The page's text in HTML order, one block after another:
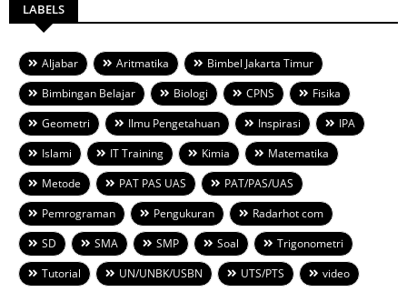
LABELS
Aljabar Aritmatika
Bimbel Jakarta Timur
Bimbingan Belajar
Biologi CPNS
Fisika
Geometri
Ilmu Pengetahuan Inspirasi
IPA
Islami
IT Training Kimia
Matematika
Metode
PAT PAS UAS
PAT/PAS/UAS
Pemrograman
Pengukuran
Radarhot com
SD
SMA SMP Soal
Trigonometri
Tutorial
UN/UNBK/USBN UTS/PTS video